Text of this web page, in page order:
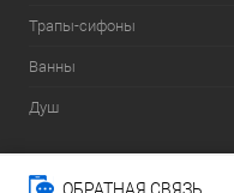
Трапы-сифоны
Ванны
Душ
ОБРАТНАЯ СВЯЗЬ